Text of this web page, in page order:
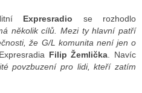
Expresradio se rozhodlo
několik cílů. Mezi ty hlavní patří
že G/L komunita není jen o
Filip Žemlička . Navíc
povzbuzení pro lidi, kteří zatím